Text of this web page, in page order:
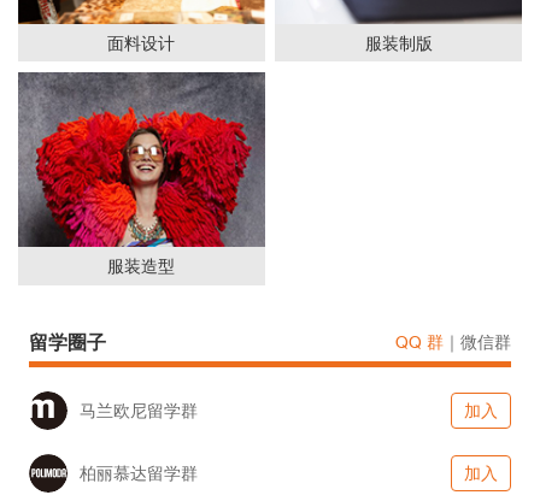
面料设计 服装制版
服装造型
留学圈子 QQ 群 ｜ 微信群
马兰欧尼留学群 加入
柏丽慕达留学群 加入